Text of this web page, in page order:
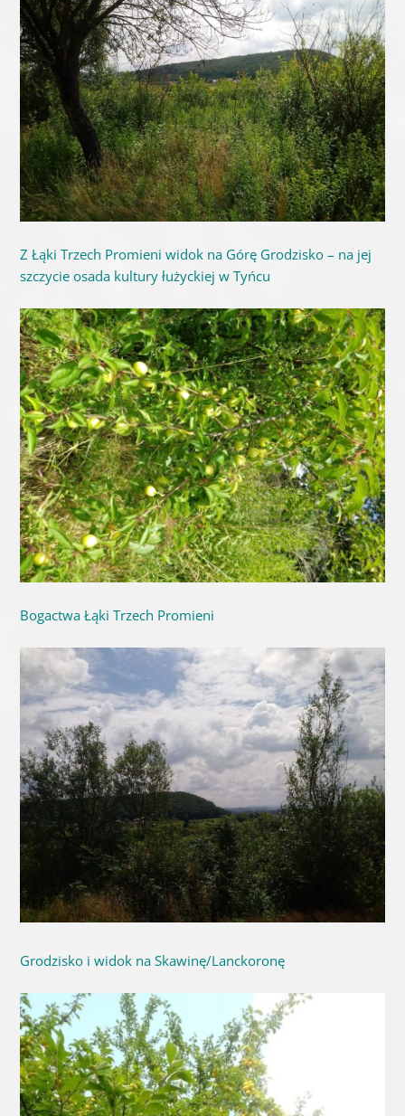
Z Łąki Trzech Promieni widok na Górę Grodzisko – na jej
szczycie osada kultury łużyckiej w Tyńcu
Bogactwa Łąki Trzech Promieni
Grodzisko i widok na Skawinę/Lanckoronę